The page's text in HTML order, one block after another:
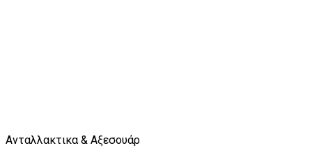
Ανταλλακτικα & Αξεσουάρ